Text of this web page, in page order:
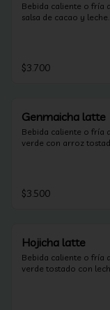
Bebida caliente o fría
salsa de cacao y leche.
$3.700
Genmaicha latte
Bebida caliente o fría
verde con arroz
$3.500
Hojicha latte
Bebida caliente o fría
verde tostado con